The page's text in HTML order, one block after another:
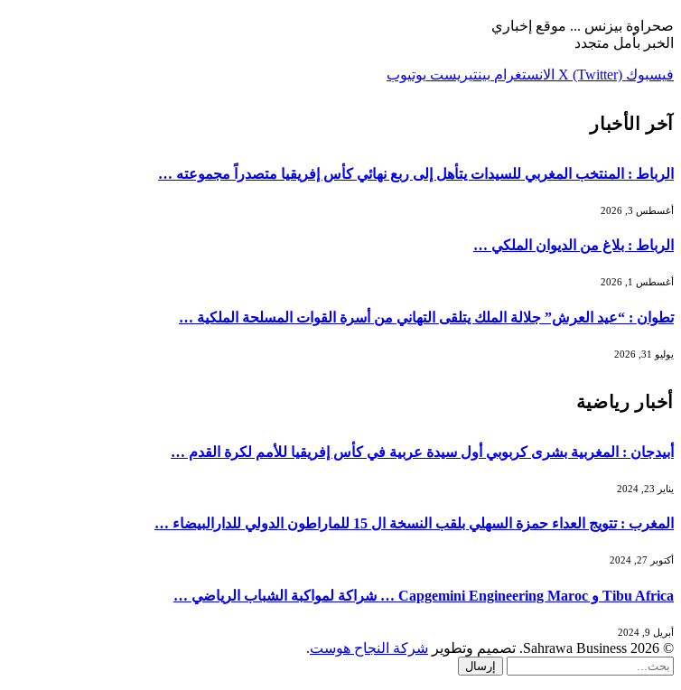
صحراوة بيزنس ... موقع إخباري
الخبر بأمل متجدد
فيسبوك X (Twitter) الانستغرام بينتيريست يوتيوب
آخر الأخبار
الرباط : المنتخب المغربي للسيدات يتأهل إلى ربع نهائي كأس إفريقيا متصدراً مجموعته …
أغسطس 3, 2026
الرباط : بلاغ من الديوان الملكي …
أغسطس 1, 2026
تطوان : “عيد العرش” جلالة الملك يتلقى التهاني من أسرة القوات المسلحة الملكية …
يوليو 31, 2026
أخبار رياضية
أبيدجان : المغربية بشرى كربوبي أول سيدة عربية في كأس إفريقيا للأمم لكرة القدم …
يناير 23, 2024
المغرب : تتويج العداء حمزة السهلي بلقب النسخة ال 15 للماراطون الدولي للدارالبيضاء …
أكتوبر 27, 2024
Tibu Africa و Capgemini Engineering Maroc … شراكة لمواكبة الشباب الرياضي …
أبريل 9, 2024
© 2026 Sahrawa Business. تصميم وتطوير شركة النجاح هوست.
إرسال